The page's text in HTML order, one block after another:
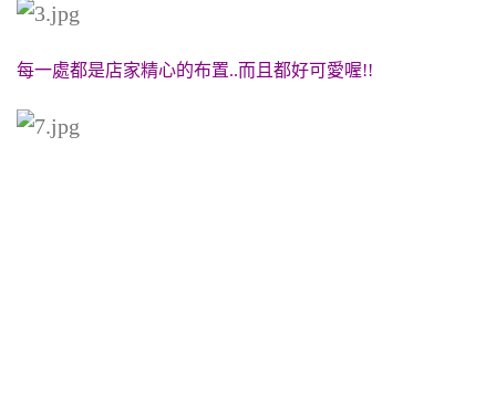
每一處都是店家精心的布置..而且都好可愛喔!!